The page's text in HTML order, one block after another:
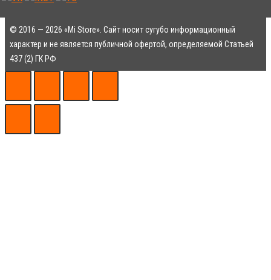
© 2016 — 2026 «Mi Store». Сайт носит сугубо информационный
характер и не является публичной офертой, определяемой Статьей
437 (2) ГК РФ